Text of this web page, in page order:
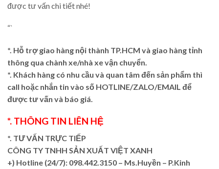
được tư vấn chi tiết nhé!
“`
*. Hỗ trợ giao hàng nội thành TP.HCM và giao hàng tỉnh
thông qua chành xe/nhà xe vận chuyển.
*. Khách hàng có nhu cầu và quan tâm đến sản phẩm thì
call hoặc nhắn tin vào số HOTLINE/ZALO/EMAIL để
được tư vấn và báo giá.
*. THÔNG TIN LIÊN HỆ
*. TƯ VẤN TRỰC TIẾP
CÔNG TY TNHH SẢN XUẤT VIỆT XANH
+) Hotline (24/7): 098.442.3150 – Ms.Huyền – P.Kinh